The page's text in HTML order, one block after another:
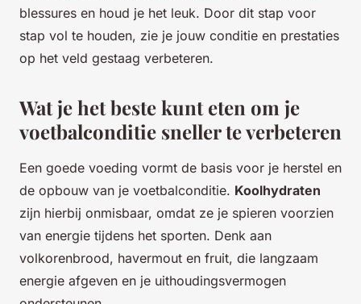
blessures en houd je het leuk. Door dit stap voor
stap vol te houden, zie je jouw conditie en prestaties
op het veld gestaag verbeteren.
Wat je het beste kunt eten om je
voetbalconditie sneller te verbeteren
Een goede voeding vormt de basis voor je herstel en
de opbouw van je voetbalconditie. Koolhydraten
zijn hierbij onmisbaar, omdat ze je spieren voorzien
van energie tijdens het sporten. Denk aan
volkorenbrood, havermout en fruit, die langzaam
energie afgeven en je uithoudingsvermogen